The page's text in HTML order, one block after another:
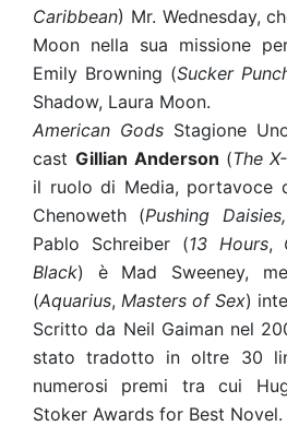
Caribbean) Mr. Wednesday,
Moon nella sua missione
Emily Browning (Sucker
Shadow, Laura Moon.
American Gods Stagione
cast Gillian Anderson (The
il ruolo di Media, portavoce
Chenoweth (Pushing
Pablo Schreiber (13 Hours,
Black) è Mad Sweeney,
(Aquarius, Masters of Sex)
Scritto da Neil Gaiman nel
stato tradotto in oltre 30
numerosi premi tra cui
Stoker Awards for Best Novel.